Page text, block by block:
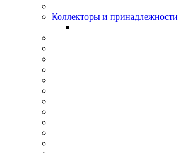
Коллекторы и принадлежности